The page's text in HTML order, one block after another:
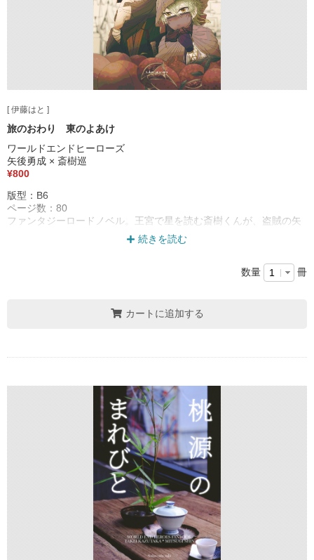
[ 伊藤はと ]
旅のおわり 東のよあけ
ワールドエンドヒーローズ
矢後勇成 × 斎樹巡
¥800
版型：B6
ページ数：80
ファンタジーロードノベル。王宮で星を読む斎樹くんが、盗賊の矢
後さんになりゆきでさらわれ、ともに逃避行をするうちに何かが芽
続きを読む
数量 冊
カートに追加する